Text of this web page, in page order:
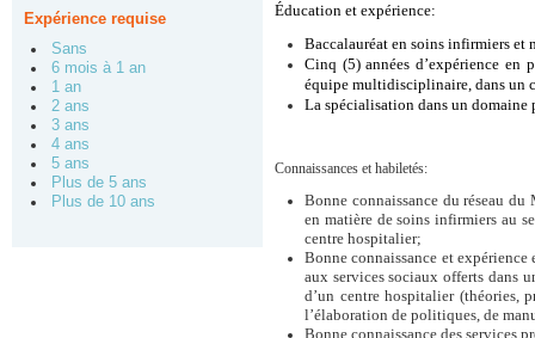
Expérience requise
Sans
6 mois à 1 an
1 an
2 ans
3 ans
4 ans
5 ans
Plus de 5 ans
Plus de 10 ans
Éducation et expérience:
Baccalauréat en soins infirmiers et
Cinq (5) années d’expérience en
équipe multidisciplinaire, dans un
La spécialisation dans un domaine
Connaissances et habiletés:
Bonne connaissance du réseau du
en matière de soins infirmiers au
centre hospitalier;
Bonne connaissance et
aux services sociaux offerts dans
d’un centre hospitalier (théories,
l’élaboration de politiques, de
Bonne connaissance des services